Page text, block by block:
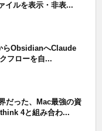
イルを表示・非表...
らObsidianへClaude
フローを自...
だった、Mac最強の資
4と組み合わ...